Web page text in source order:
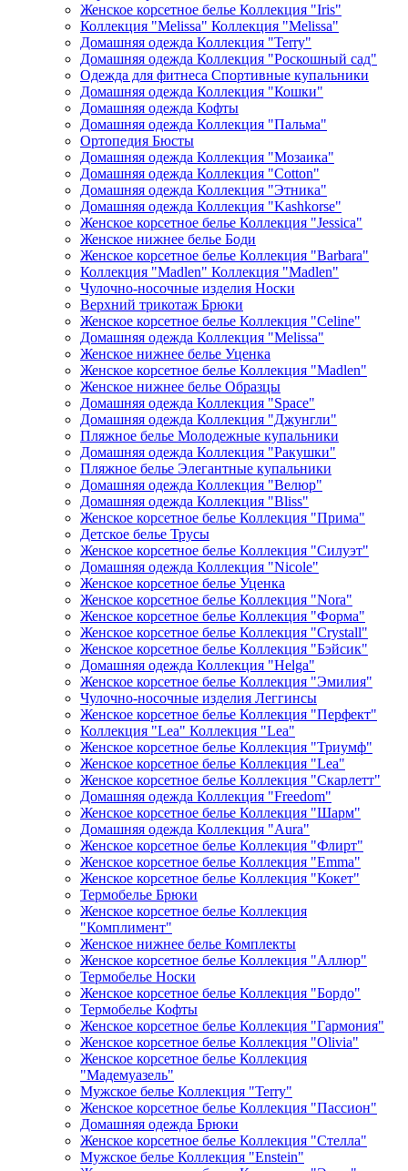
Женское корсетное белье Коллекция "Iris"
Коллекция "Melissa" Коллекция "Melissa"
Домашняя одежда Коллекция "Terry"
Домашняя одежда Коллекция "Роскошный сад"
Одежда для фитнеса Спортивные купальники
Домашняя одежда Коллекция "Кошки"
Домашняя одежда Кофты
Домашняя одежда Коллекция "Пальма"
Ортопедия Бюсты
Домашняя одежда Коллекция "Мозаика"
Домашняя одежда Коллекция "Cotton"
Домашняя одежда Коллекция "Этника"
Домашняя одежда Коллекция "Kashkorse"
Женское корсетное белье Коллекция "Jessica"
Женское нижнее белье Боди
Женское корсетное белье Коллекция "Barbara"
Коллекция "Madlen" Коллекция "Madlen"
Чулочно-носочные изделия Носки
Верхний трикотаж Брюки
Женское корсетное белье Коллекция "Celine"
Домашняя одежда Коллекция "Melissa"
Женское нижнее белье Уценка
Женское корсетное белье Коллекция "Madlen"
Женское нижнее белье Образцы
Домашняя одежда Коллекция "Space"
Домашняя одежда Коллекция "Джунгли"
Пляжное белье Молодежные купальники
Домашняя одежда Коллекция "Ракушки"
Пляжное белье Элегантные купальники
Домашняя одежда Коллекция "Велюр"
Домашняя одежда Коллекция "Bliss"
Женское корсетное белье Коллекция "Прима"
Детское белье Трусы
Женское корсетное белье Коллекция "Силуэт"
Домашняя одежда Коллекция "Nicole"
Женское корсетное белье Уценка
Женское корсетное белье Коллекция "Nora"
Женское корсетное белье Коллекция "Форма"
Женское корсетное белье Коллекция "Crystall"
Женское корсетное белье Коллекция "Бэйсик"
Домашняя одежда Коллекция "Helga"
Женское корсетное белье Коллекция "Эмилия"
Чулочно-носочные изделия Леггинсы
Женское корсетное белье Коллекция "Перфект"
Коллекция "Lea" Коллекция "Lea"
Женское корсетное белье Коллекция "Триумф"
Женское корсетное белье Коллекция "Lea"
Женское корсетное белье Коллекция "Скарлетт"
Домашняя одежда Коллекция "Freedom"
Женское корсетное белье Коллекция "Шарм"
Домашняя одежда Коллекция "Aura"
Женское корсетное белье Коллекция "Флирт"
Женское корсетное белье Коллекция "Emma"
Женское корсетное белье Коллекция "Кокет"
Термобелье Брюки
Женское корсетное белье Коллекция
"Комплимент"
Женское нижнее белье Комплекты
Женское корсетное белье Коллекция "Аллюр"
Термобелье Носки
Женское корсетное белье Коллекция "Бордо"
Термобелье Кофты
Женское корсетное белье Коллекция "Гармония"
Женское корсетное белье Коллекция "Olivia"
Женское корсетное белье Коллекция
"Мадемуазель"
Мужское белье Коллекция "Terry"
Женское корсетное белье Коллекция "Пассион"
Домашняя одежда Брюки
Женское корсетное белье Коллекция "Стелла"
Мужское белье Коллекция "Enstein"